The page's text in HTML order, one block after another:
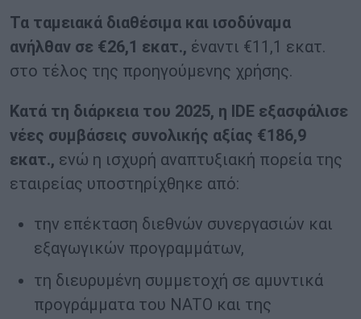
Τα ταμειακά διαθέσιμα και ισοδύναμα
ανήλθαν σε €26,1 εκατ., έναντι €11,1 εκατ.
στο τέλος της προηγούμενης χρήσης.
Κατά τη διάρκεια του 2025, η IDE εξασφάλισε
νέες συμβάσεις συνολικής αξίας €186,9
εκατ., ενώ η ισχυρή αναπτυξιακή πορεία της
εταιρείας υποστηρίχθηκε από:
την επέκταση διεθνών συνεργασιών και
εξαγωγικών προγραμμάτων,
τη διευρυμένη συμμετοχή σε αμυντικά
προγράμματα του NATO και της